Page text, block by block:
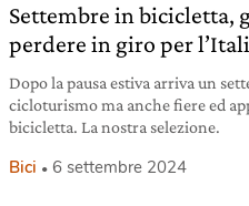
Settembre in bicicletta,
perdere in giro per
Dopo la pausa estiva arriva un
cicloturismo ma anche fiere ed
bicicletta. La nostra selezione.
Bici 6 settembre 2024